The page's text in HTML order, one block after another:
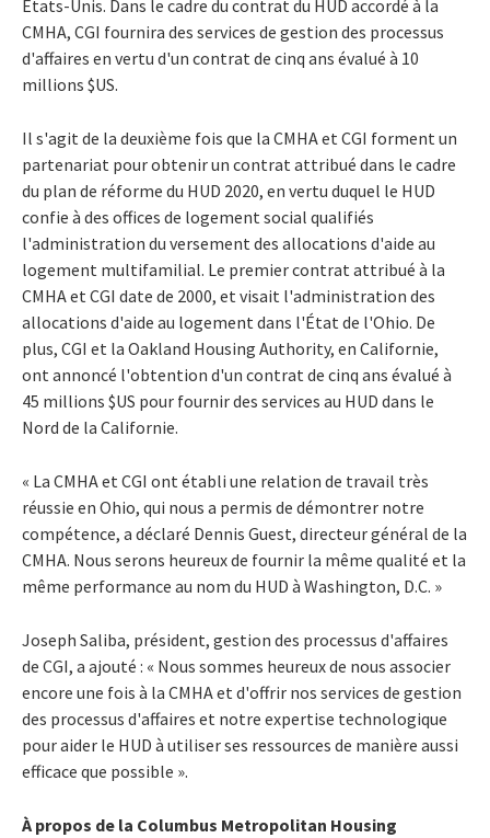
États-Unis. Dans le cadre du contrat du HUD accordé à la
CMHA, CGI fournira des services de gestion des processus
d'affaires en vertu d'un contrat de cinq ans évalué à 10
millions $US.
Il s'agit de la deuxième fois que la CMHA et CGI forment un
partenariat pour obtenir un contrat attribué dans le cadre
du plan de réforme du HUD 2020, en vertu duquel le HUD
confie à des offices de logement social qualifiés
l'administration du versement des allocations d'aide au
logement multifamilial. Le premier contrat attribué à la
CMHA et CGI date de 2000, et visait l'administration des
allocations d'aide au logement dans l'État de l'Ohio. De
plus, CGI et la Oakland Housing Authority, en Californie,
ont annoncé l'obtention d'un contrat de cinq ans évalué à
45 millions $US pour fournir des services au HUD dans le
Nord de la Californie.
« La CMHA et CGI ont établi une relation de travail très
réussie en Ohio, qui nous a permis de démontrer notre
compétence, a déclaré Dennis Guest, directeur général de la
CMHA. Nous serons heureux de fournir la même qualité et la
même performance au nom du HUD à Washington, D.C. »
Joseph Saliba, président, gestion des processus d'affaires
de CGI, a ajouté : « Nous sommes heureux de nous associer
encore une fois à la CMHA et d'offrir nos services de gestion
des processus d'affaires et notre expertise technologique
pour aider le HUD à utiliser ses ressources de manière aussi
efficace que possible ».
À propos de la Columbus Metropolitan Housing